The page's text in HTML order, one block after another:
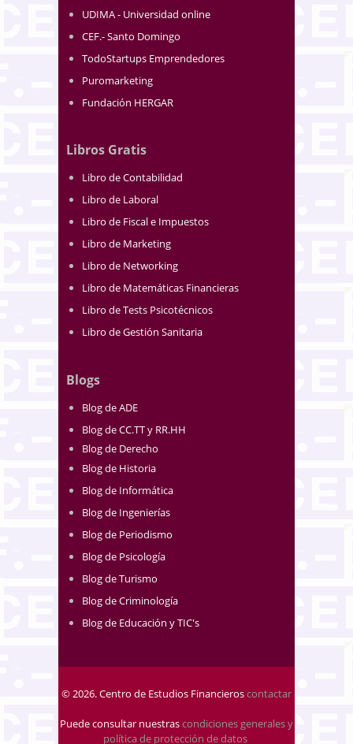
UDIMA - Universidad online
CEF.- Santo Domingo
TodoStartups Emprendedores
Puromarketing
Fundación HERGAR
Libros Gratis
Libro de Contabilidad
Libro de Laboral
Libro de Fiscal e Impuestos
Libro de Marketing
Libro de Networking
Libro de Matemáticas Financieras
Libro de Tests Psicotécnicos
Libro de Gestión Sanitaria
Blogs
Blog de ADE
Blog de CC.TT y RR.HH
Blog de Derecho
Blog de Historia
Blog de Informática
Blog de Ingenierías
Blog de Periodismo
Blog de Psicología
Blog de Turismo
Blog de Criminología
Blog de Educación y TIC's
© 2026. Centro de Estudios Financieroscontactar
Puede consultar nuestrascondiciones generales y
política de protección de datos